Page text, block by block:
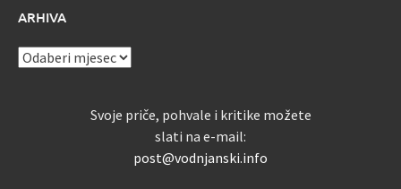
ARHIVA
ARHIVA
Svoje priče, pohvale i kritike možete
slati na e-mail:
post@vodnjanski.info